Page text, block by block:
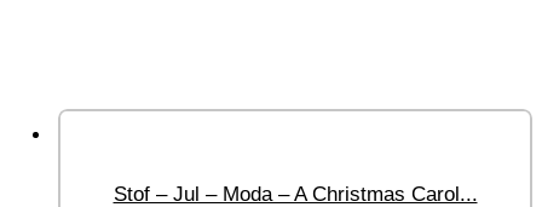
Stof – Jul – Moda – A Christmas Carol...